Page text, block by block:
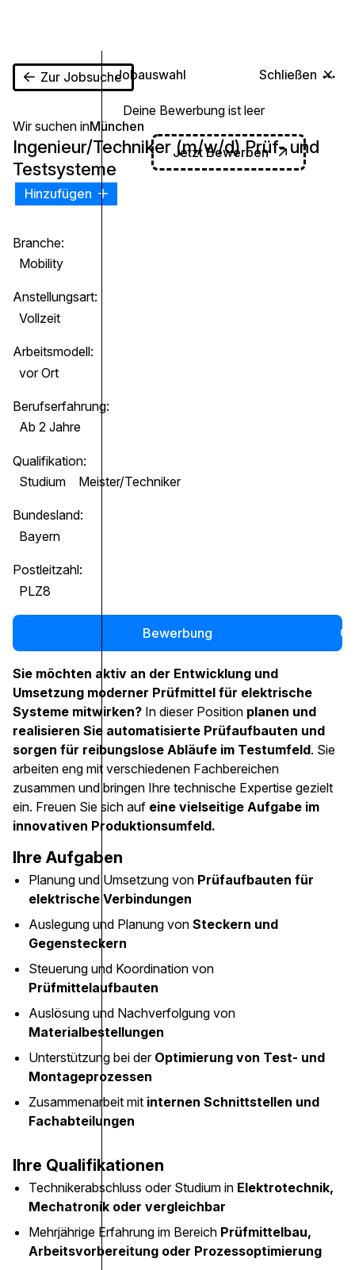
Jobauswahl Schließen
Deine Bewerbung ist leer
Jetzt Bewerben
Zur Jobsuche
Wir suchen inMünchen
Ingenieur/Techniker (m/w/d) Prüf- und
Testsysteme
Hinzufügen
Branche:
Mobility
Anstellungsart:
Vollzeit
Arbeitsmodell:
vor Ort
Berufserfahrung:
Ab 2 Jahre
Qualifikation:
Studium
Meister/Techniker
Bundesland:
Bayern
Postleitzahl:
PLZ8
Bewerbung 0
Sie möchten aktiv an der Entwicklung und
Umsetzung moderner Prüfmittel für elektrische
Systeme mitwirken? In dieser Position planen und
realisieren Sie automatisierte Prüfaufbauten und
sorgen für reibungslose Abläufe im Testumfeld. Sie
arbeiten eng mit verschiedenen Fachbereichen
zusammen und bringen Ihre technische Expertise gezielt
ein. Freuen Sie sich auf eine vielseitige Aufgabe im
innovativen Produktionsumfeld.
Ihre Aufgaben
Planung und Umsetzung von Prüfaufbauten für
elektrische Verbindungen
Auslegung und Planung von Steckern und
Gegensteckern
Steuerung und Koordination von
Prüfmittelaufbauten
Auslösung und Nachverfolgung von
Materialbestellungen
Unterstützung bei der Optimierung von Test- und
Montageprozessen
Zusammenarbeit mit internen Schnittstellen und
Fachabteilungen
Ihre Qualifikationen
Technikerabschluss oder Studium in Elektrotechnik,
Mechatronik oder vergleichbar
Mehrjährige Erfahrung im Bereich Prüfmittelbau,
Arbeitsvorbereitung oder Prozessoptimierung